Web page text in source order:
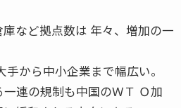
など拠点数は 年々、増加の一
から中小企業まで幅広い。
連の規制も中国のＷＴ Ｏ加